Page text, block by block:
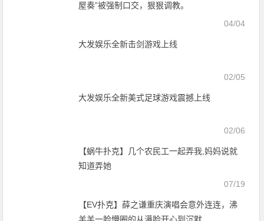
屋奏”被强制口交，狠狠调教。
04/04
大发娱乐全新击剑游戏上线
02/05
大发娱乐全新美式足球游戏震撼上线
02/06
【蜗牛扑克】几个农民工一起弄我,妈妈说就
知道弄她
07/19
【EV扑克】薛之谦重庆演唱会意外连连，沸